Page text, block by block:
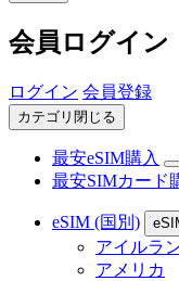
会員ログイン
ログイン 会員登録
カテゴリ閉じる
最安eSIM購入
最安SIMカード
eSIM (国別)
アイルラ
アメリカ